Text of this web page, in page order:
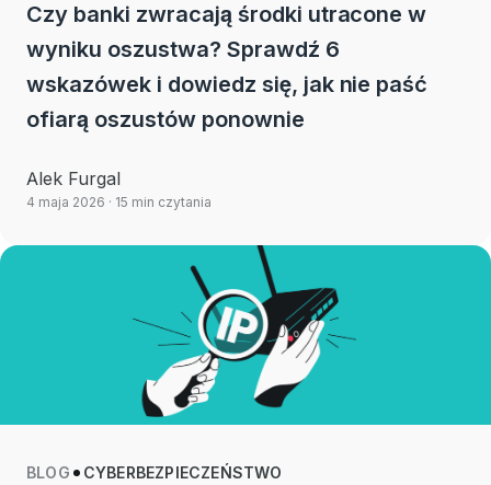
Czy banki zwracają środki utracone w
wyniku oszustwa? Sprawdź 6
wskazówek i dowiedz się, jak nie paść
ofiarą oszustów ponownie
Alek Furgal
4 maja 2026 · 15 min czytania
BLOG CYBERBEZPIECZEŃSTWO